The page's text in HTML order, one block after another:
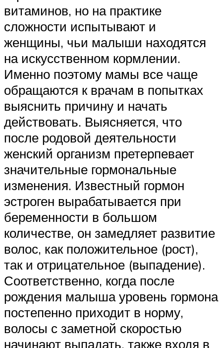
витаминов, но на практике
сложности испытывают и
женщины, чьи малыши находятся
на искусственном кормлении.
Именно поэтому мамы все чаще
обращаются к врачам в попытках
выяснить причину и начать
действовать. Выясняется, что
после родовой деятельности
женский организм претерпевает
значительные гормональные
изменения. Известный гормон
эстроген вырабатывается при
беременности в большом
количестве, он замедляет развитие
волос, как положительное (рост),
так и отрицательное (выпадение).
Соответственно, когда после
рождения малыша уровень гормона
постепенно приходит в норму,
волосы с заметной скоростью
начинают выпадать, также входя в